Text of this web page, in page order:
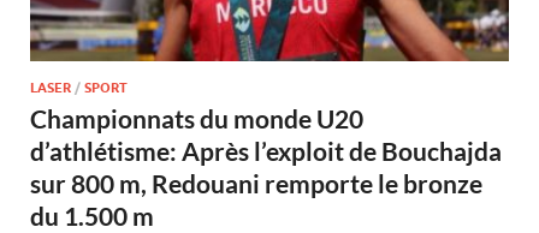
LASER / SPORT
Championnats du monde U20
d’athlétisme: Après l’exploit de Bouchajda
sur 800 m, Redouani remporte le bronze
du 1.500 m